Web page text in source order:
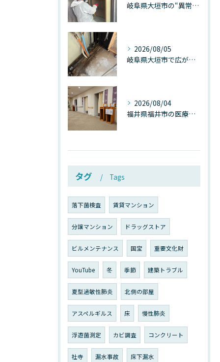
岐阜県大垣市の“異常に高い気温”が建物内部を腐らせる──深層カビが爆発的に増える本当の理由
2026/08/05
岐阜県大垣市で広がる“深層カビ汚染”──なぜ除カビが必要なのか、建物内部で起きている見えない危機
2026/08/04
福井県福井市の医療施設で広がる“見えないカビ汚染”──なぜ除カビが必須なのか、その本質を徹底解説
タグ Tags
落下菌検査 賃貸マンション
分譲マンション ドラッグストア
ビルメンテナンス 国宝 重要文化財
YouTube 冬 季節 建築トラブル
夏型過敏性肺炎 北側の部屋
アスペルギルス 床 慢性肺炎
浮遊菌測定 カビ調査 コンクリート
社寺 漏水事故 床下漏水